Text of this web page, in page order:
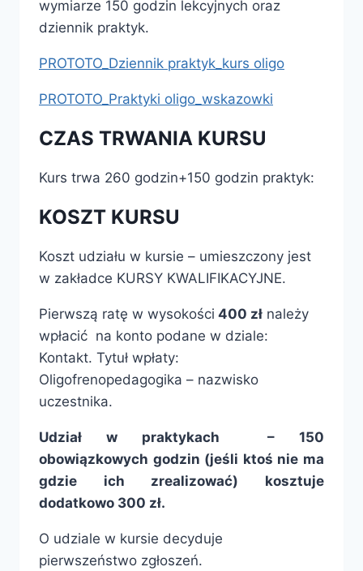
wymiarze 150 godzin lekcyjnych oraz
dziennik praktyk.
PROTOTO_Dziennik praktyk_kurs oligo
PROTOTO_Praktyki oligo_wskazowki
CZAS TRWANIA KURSU
Kurs trwa 260 godzin+150 godzin praktyk:
KOSZT KURSU
Koszt udziału w kursie – umieszczony jest
w zakładce KURSY KWALIFIKACYJNE.
Pierwszą ratę w wysokości 400 zł należy
wpłacić na konto podane w dziale:
Kontakt. Tytuł wpłaty:
Oligofrenopedagogika – nazwisko
uczestnika.
Udział w praktykach – 150
obowiązkowych godzin (jeśli ktoś nie ma
gdzie ich zrealizować) kosztuje
dodatkowo 300 zł.
O udziale w kursie decyduje
pierwszeństwo zgłoszeń.